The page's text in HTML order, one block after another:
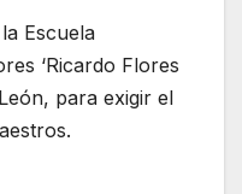
Escuela
‘Ricardo Flores
para exigir el